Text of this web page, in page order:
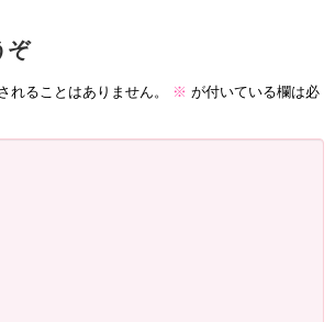
では定期的に
ぞ
れることはありません。 ※ が付いている欄は必